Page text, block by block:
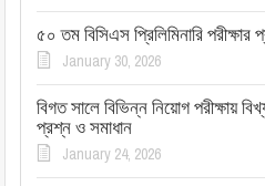
৫০ তম বিসিএস প্রিলিমিনারি
January 30, 2026
বিগত সালে বিভিন্ন নিয়োগ পরীক্ষায়
প্রশ্ন ও সমাধান
January 24, 2026